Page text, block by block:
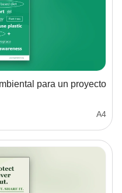
para un proyecto
A4